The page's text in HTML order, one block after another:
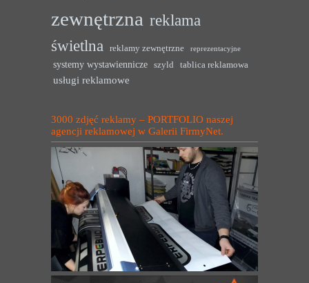
zewnętrzna reklama
świetlna
reklamy zewnętrzne reprezentacyjne
systemy wystawiennicze szyld tablica reklamowa
usługi reklamowe
3000 zdjęć reklamy – PORTFOLIO naszej
agencji reklamowej w Galerii FirmyNet.